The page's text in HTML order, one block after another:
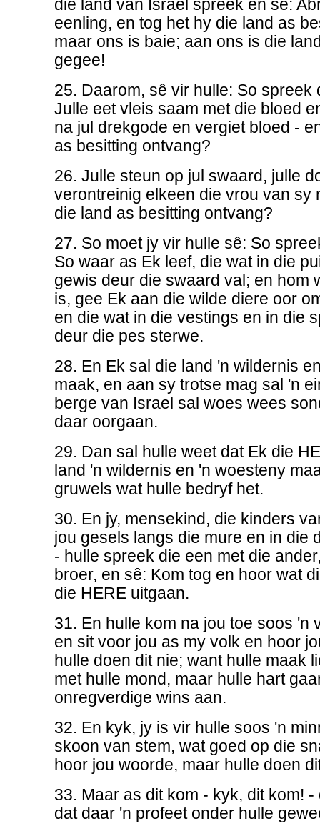
die land van Israel spreek en sê:
eenling, en tog het hy die land as
maar ons is baie; aan ons is die
gegee!
25. Daarom, sê vir hulle: So spreek
Julle eet vleis saam met die bloed
na jul drekgode en vergiet bloed -
as besitting ontvang?
26. Julle steun op jul swaard, julle
verontreinig elkeen die vrou van sy
die land as besitting ontvang?
27. So moet jy vir hulle sê: So
So waar as Ek leef, die wat in die
gewis deur die swaard val; en hom
is, gee Ek aan die wilde diere oor
en die wat in die vestings en in die
deur die pes sterwe.
28. En Ek sal die land 'n wildernis
maak, en aan sy trotse mag sal 'n
berge van Israel sal woes wees
daar oorgaan.
29. Dan sal hulle weet dat Ek die
land 'n wildernis en 'n woesteny
gruwels wat hulle bedryf het.
30. En jy, mensekind, die kinders
jou gesels langs die mure en in die
- hulle spreek die een met die
broer, en sê: Kom tog en hoor wat
die HERE uitgaan.
31. En hulle kom na jou toe soos 'n
en sit voor jou as my volk en hoor
hulle doen dit nie; want hulle maak
met hulle mond, maar hulle hart
onregverdige wins aan.
32. En kyk, jy is vir hulle soos 'n
skoon van stem, wat goed op die
hoor jou woorde, maar hulle doen
33. Maar as dit kom - kyk, dit kom!
dat daar 'n profeet onder hulle